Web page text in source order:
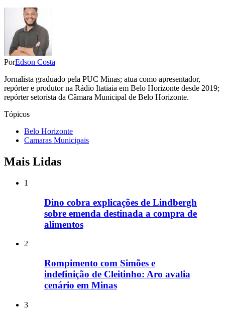
PorEdson Costa
Jornalista graduado pela PUC Minas; atua como apresentador,
repórter e produtor na Rádio Itatiaia em Belo Horizonte desde 2019;
repórter setorista da Câmara Municipal de Belo Horizonte.
Tópicos
Belo Horizonte
Camaras Municipais
Mais Lidas
1
Dino cobra explicações de Lindbergh
sobre emenda destinada a compra de
alimentos
2
Rompimento com Simões e
indefinição de Cleitinho: Aro avalia
cenário em Minas
3